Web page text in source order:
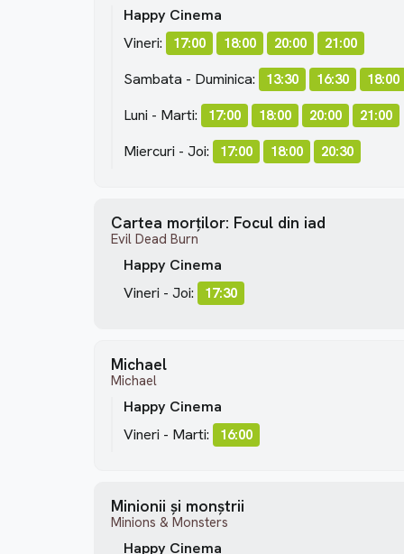
Happy Cinema
Vineri:
17:00 18:00 20:00 21:00
Sambata - Duminica: 13:30 16:30 18:00
Luni - Marti: 17:00 18:00 20:00 21:00
Miercuri - Joi: 17:00 18:00 20:30
Cartea morților: Focul din iad
Evil Dead Burn
Happy Cinema
Vineri - Joi:
17:30
Michael
Michael
Happy Cinema
Vineri - Marti:
16:00
Minionii și monștrii
Minions & Monsters
Happy Cinema